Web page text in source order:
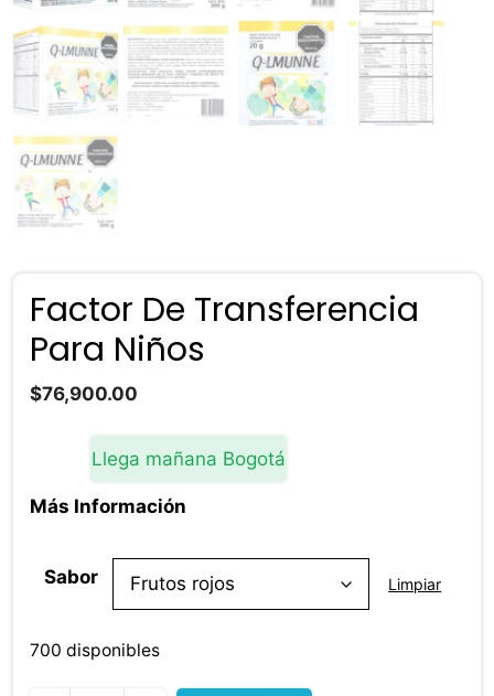
Factor De Transferencia
Para Niños
$76,900.00
Llega mañana Bogotá
Más Información
Sabor Limpiar
700 disponibles